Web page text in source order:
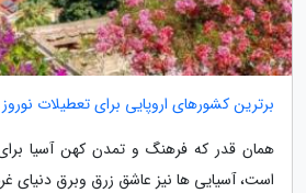
برترین کشورهای اروپایی برای تعطیلات نوروز 1404
همان قدر که فرهنگ و تمدن کهن آسیا
است، آسیایی ها نیز عاشق زرق وبرق دنیای